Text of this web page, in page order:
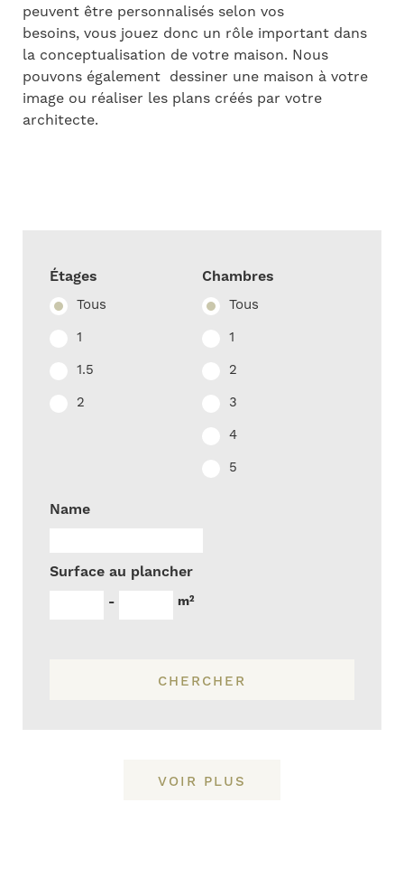
peuvent être personnalisés selon vos
besoins, vous jouez donc un rôle important dans
la conceptualisation de votre maison. Nous
pouvons également dessiner une maison à votre
image ou réaliser les plans créés par votre
architecte.
Étages
Tous
1
1.5
2
Chambres
Tous
1
2
3
4
5
Name
Surface au plancher
- m²
CHERCHER
VOIR PLUS